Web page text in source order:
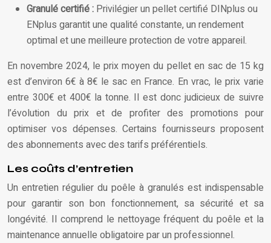
Granulé certifié : Privilégier un pellet certifié DINplus ou
ENplus garantit une qualité constante, un rendement
optimal et une meilleure protection de votre appareil.
En novembre 2024, le prix moyen du pellet en sac de 15 kg
est d’environ 6€ à 8€ le sac en France. En vrac, le prix varie
entre 300€ et 400€ la tonne. Il est donc judicieux de suivre
l’évolution du prix et de profiter des promotions pour
optimiser vos dépenses. Certains fournisseurs proposent
des abonnements avec des tarifs préférentiels.
Les coûts d’entretien
Un entretien régulier du poêle à granulés est indispensable
pour garantir son bon fonctionnement, sa sécurité et sa
longévité. Il comprend le nettoyage fréquent du poêle et la
maintenance annuelle obligatoire par un professionnel.